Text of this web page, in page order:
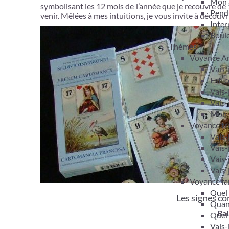
Thèmes
Voyance
Est-
Mon
Voyance
Voyance
Quel
Quel
symbolisant les 12 mois de l’année que je recouvre
venir. Mêlées à mes intuitions, je vous invite à
Les signes